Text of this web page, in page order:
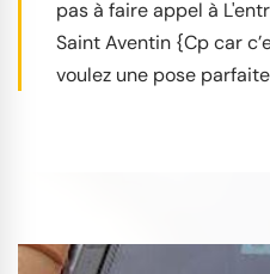
pas à faire appel à
Saint Aventin {Cp car
voulez une pose